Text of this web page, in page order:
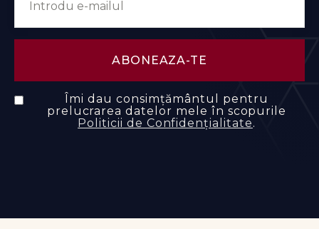
Îmi dau consimțământul pentru
prelucrarea datelor mele în scopurile
Politicii de Confidențialitate.